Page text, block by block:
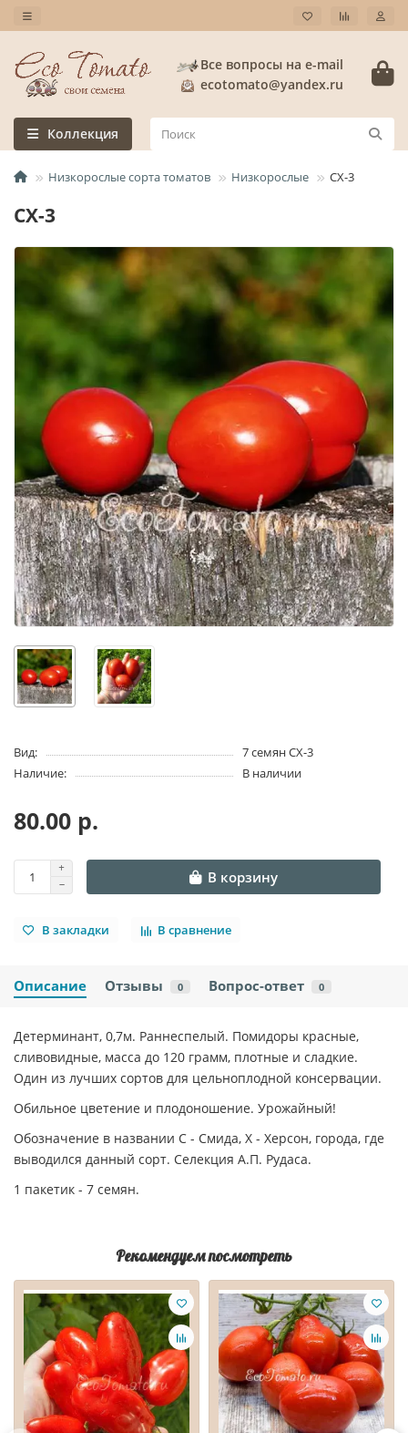
Все вопросы на e-mail
ecotomato@yandex.ru
Коллекция
Низкорослые сорта томатов Низкорослые СХ-3
СХ-3
Вид:
7 семян CX-3
Наличие:
В наличии
80.00 р.
В корзину
В закладки В сравнение
Описание Отзывы 0 Вопрос-ответ 0
Детерминант, 0,7м. Раннеспелый. Помидоры красные,
сливовидные, масса до 120 грамм, плотные и сладкие.
Один из лучших сортов для цельноплодной консервации.
Обильное цветение и плодоношение. Урожайный!
Обозначение в названии С - Смида, Х - Херсон, города, где
выводился данный сорт. Селекция А.П. Рудаса.
1 пакетик - 7 семян.
Рекомендуем посмотреть